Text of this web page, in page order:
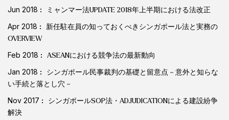
Jun 2018 ミャンマー法UPDATE 2018年上半期における法改正
Apr 2018
新任駐在員の知っておくべきシンガポール法と実務の
OVERVIEW
Feb 2018 ASEANにおける競争法の最新動向
Jan 2018
シンガポール民事裁判の基礎と留意点－意外と知らな
い手続と落とし穴－
Nov 2017
シンガポールSOP法・ADJUDICATIONによる建設紛争
解決